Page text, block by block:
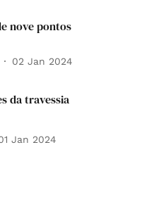
nove pontos
02 Jan 2024
da travessia
Jan 2024